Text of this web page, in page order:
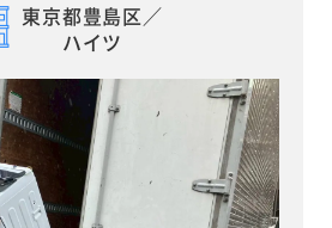
東京都豊島区／
ハイツ